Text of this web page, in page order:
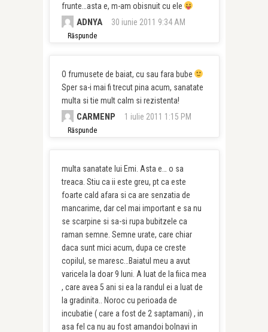
frunte…asta e, m-am obisnuit cu ele
ADNYA 30 iunie 2011 9:34 AM
Răspunde
O frumusete de baiat, cu sau fara bube
Sper sa-i mai fi trecut pina acum, sanatate
multa si tie mult calm si rezistenta!
CARMENP 1 iulie 2011 1:15 PM
Răspunde
multa sanatate lui Emi. Asta e… o sa
treaca. Stiu ca ii este greu, pt ca este
foarte cald afara si ca are senzatia de
mancarime, dar cel mai important e sa nu
se scarpine si sa-si rupa bubitzele ca
raman semne. Semne urate, care chiar
daca sunt mici acum, dupa ce creste
copilul, se maresc…Baiatul meu a avut
varicela la doar 9 luni. A luat de la fiica mea
, care avea 5 ani si ea la randul ei a luat de
la gradinita.. Noroc cu perioada de
incubatie ( care a fost de 2 saptamani) , in
asa fel ca nu au fost amandoi bolnavi in